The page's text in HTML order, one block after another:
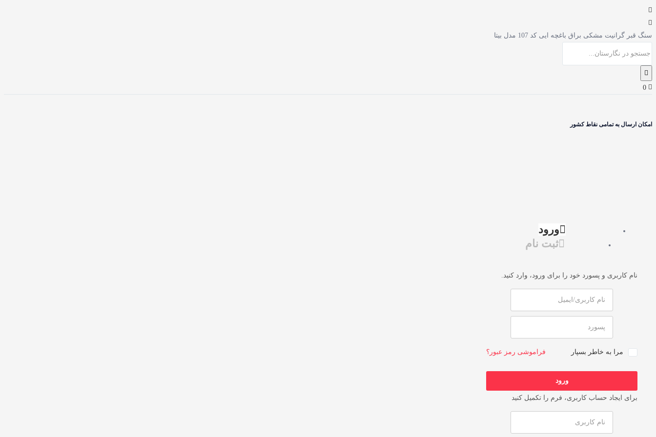
سنگ قبر گرانیت مشکی براق باغچه ایی کد 107 مدل بیتا
0
امکان ارسال به تمامی نقاط کشور
ورود
ثبت نام
نام کاربری و پسورد خود را برای ورود، وارد کنید.
مرا به خاطر بسپار فراموشی رمز عبور؟
برای ایجاد حساب کاربری، فرم را تکمیل کنید